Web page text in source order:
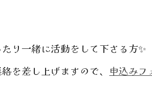
一緒に活動をして下さる方✨️
差し上げますので、 申込みフ